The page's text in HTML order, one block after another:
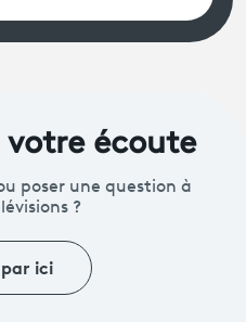
votre écoute
poser une question à
?
ici